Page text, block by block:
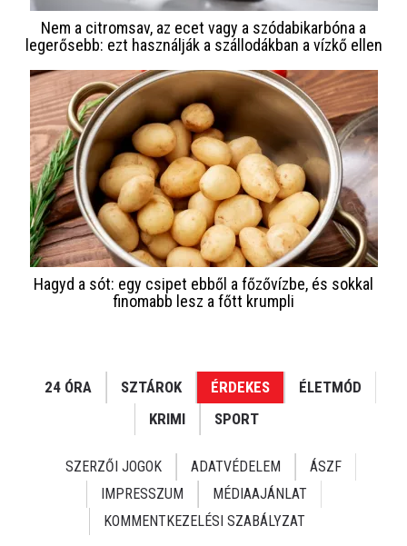
Nem a citromsav, az ecet vagy a szódabikarbóna a
legerősebb: ezt használják a szállodákban a vízkő ellen
Hagyd a sót: egy csipet ebből a főzővízbe, és sokkal
finomabb lesz a főtt krumpli
24 ÓRA SZTÁROK ÉRDEKES
ÉLETMÓD
KRIMI
SPORT
SZERZŐI JOGOK ADATVÉDELEM
ÁSZF
IMPRESSZUM
MÉDIAAJÁNLAT
KOMMENTKEZELÉSI SZABÁLYZAT